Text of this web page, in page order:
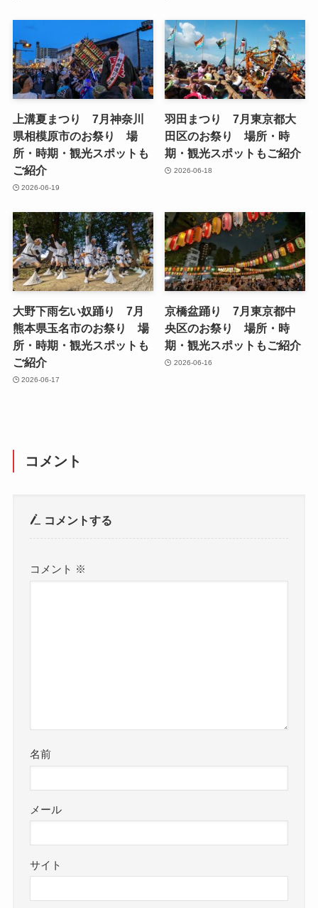
上溝夏まつり 7月神奈川
県相模原市のお祭り 場
所・時期・観光スポットも
ご紹介
2026-06-19
羽田まつり 7月東京都大
田区のお祭り 場所・時
期・観光スポットもご紹介
2026-06-18
大野下雨乞い奴踊り 7月
熊本県玉名市のお祭り 場
所・時期・観光スポットも
ご紹介
2026-06-17
京橋盆踊り 7月東京都中
央区のお祭り 場所・時
期・観光スポットもご紹介
2026-06-16
コメント
コメントする
コメント ※
名前
メール
サイト